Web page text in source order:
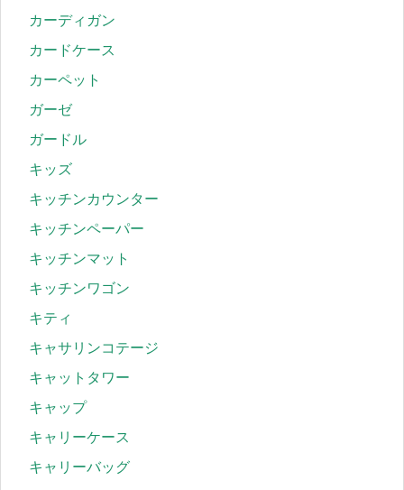
カーディガン
カードケース
カーペット
ガーゼ
ガードル
キッズ
キッチンカウンター
キッチンペーパー
キッチンマット
キッチンワゴン
キティ
キャサリンコテージ
キャットタワー
キャップ
キャリーケース
キャリーバッグ